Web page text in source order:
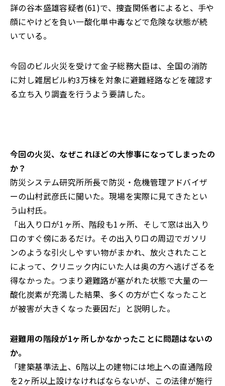
詳の谷本盛雄容疑者(61)で、捜査関係者によると、手や
顔にやけどを負い一酸化単中毒などで危険な状態が続
いている。
今回のビル火災を受けて金子総務大臣は、全国の消防
に対し雑居ビル約3万棟を対象に避難経路などを確認す
る立ち入り調査を行うよう要請した。
今回の火災、なぜこれほどの大惨事になってしまったの
か？
防災システム研究所所長で防災・危機管理アドバイザ
ーの山村武彦氏に聞いた。現場を実際に見てきたとい
う山村氏。
「出入り口が1ヶ所、階段も1ヶ所、そして窓は出入り
口のすぐ傍にあるだけ。その出入り口の周辺でガソリ
ンのような引火しやすい物がまかれ、放火されたこと
によって、クリニック内にいた人は奥の方へ逃げざるを
得なかった。つまり避難路が塞がれた状態で大量の一
酸化炭素が充満した結果、多くの方が亡くなったこと
が被害が大きくなった要因だ」と説明した。
避難用の階段が1ヶ所しかなかったことに問題はないの
か。
「建築基準法上、6階以上の建物には地上への直通階段
を2ヶ所以上設けなければならないが、この法律が施行